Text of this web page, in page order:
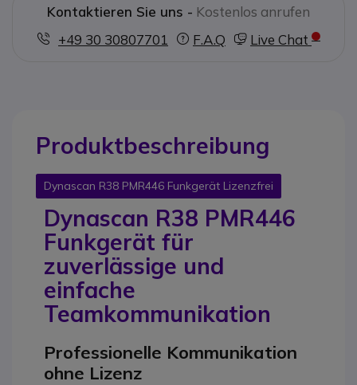
Kontaktieren Sie uns - Kostenlos anrufen
+49 30 30807701
F.A.Q Live Chat
Produktbeschreibung
Dynascan R38 PMR446 Funkgerät Lizenzfrei
Dynascan R38 PMR446
Funkgerät für
zuverlässige und
einfache
Teamkommunikation
Professionelle Kommunikation
ohne Lizenz